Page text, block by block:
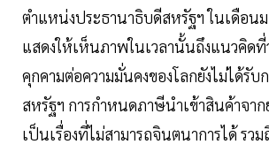
ตำแหน่งประธานาธิบดีสหรัฐฯ ในเดือน
แสดงให้เห็นภาพในเวลานั้นถึงแนวคิด
คุกคามต่อความมั่นคงของโลกยังไม่ได้รับ
สหรัฐฯ การกำหนดภาษีนำเข้าสินค้าจา
เป็นเรื่องที่ไม่สามารถจินตนาการได้ รวม